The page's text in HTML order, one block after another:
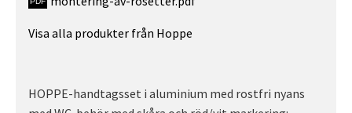
Visa alla produkter från Hoppe
HOPPE-handtagsset i aluminium med rostfri nyans